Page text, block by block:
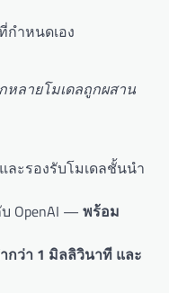
ำหนดเอง
กหลายโมเดลถูกผสาน
ละรองรับโมเดลชั้นนำ
OpenAI — พร้อม
กว่า 1 มิลลิวินาที และ